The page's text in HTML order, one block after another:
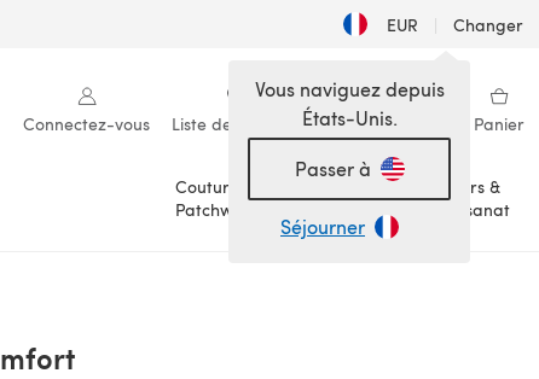
EUR | Changer
Connectez-vous Liste de souhaits Ma bibliothèque Panier
Couture &
Patchwork
Loisirs &
Artisanat
Vous naviguez depuis
États-Unis.
Passer à
Séjourner